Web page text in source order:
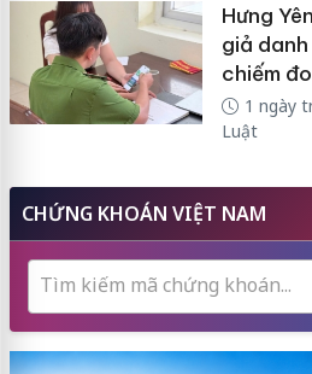
Hưng
giả
chiếm
1 ngày
Luật
CHỨNG KHOÁN VIỆT NAM
Tìm kiếm mã chứng khoán...